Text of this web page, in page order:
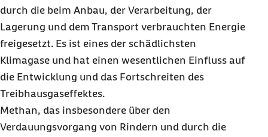
durch die beim Anbau, der Verarbeitung, der
Lagerung und dem Transport verbrauchten Energie
freigesetzt. Es ist eines der schädlichsten
Klimagase und hat einen wesentlichen Einfluss auf
die Entwicklung und das Fortschreiten des
Treibhausgaseffektes.
Methan, das insbesondere über den
Verdauungsvorgang von Rindern und durch die